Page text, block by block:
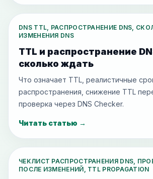
DNS TTL, РАСПРОСТРАНЕНИЕ DNS,
ИЗМЕНЕНИЯ DNS
TTL и распространение
сколько ждать
Что означает TTL, реалистичные
распространения, снижение TTL
проверка через DNS Checker.
Читать статью →
ЧЕКЛИСТ РАСПРОСТРАНЕНИЯ DNS,
ПОСЛЕ ИЗМЕНЕНИЙ, TTL PROPAGATION